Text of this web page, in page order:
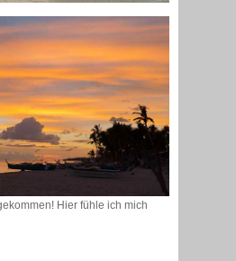
Hier fühle ich mich